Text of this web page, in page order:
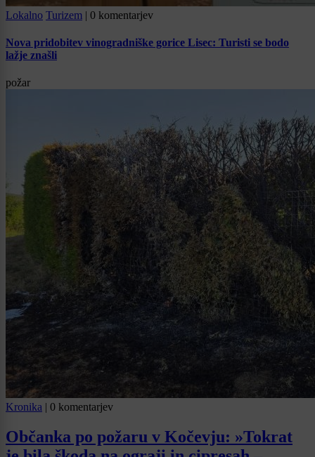
Lokalno Turizem | 0 komentarjev
Nova pridobitev vinogradniške gorice Lisec: Turisti se bodo
lažje znašli
požar
Kronika | 0 komentarjev
Občanka po požaru v Kočevju: »Tokrat